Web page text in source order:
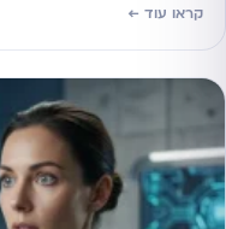
קראו עוד ←